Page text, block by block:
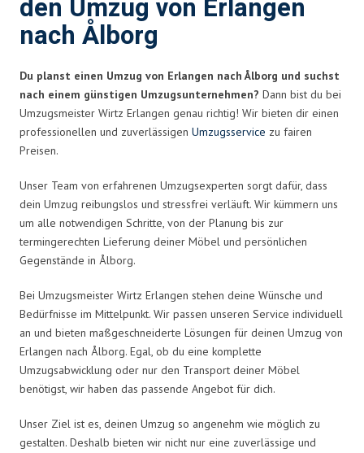
den Umzug von Erlangen
nach Ålborg
Du planst einen Umzug von Erlangen nach Ålborg und suchst
nach einem günstigen Umzugsunternehmen? Dann bist du bei
Umzugsmeister Wirtz Erlangen genau richtig! Wir bieten dir einen
professionellen und zuverlässigen Umzugsservice zu fairen
Preisen.
Unser Team von erfahrenen Umzugsexperten sorgt dafür, dass
dein Umzug reibungslos und stressfrei verläuft. Wir kümmern uns
um alle notwendigen Schritte, von der Planung bis zur
termingerechten Lieferung deiner Möbel und persönlichen
Gegenstände in Ålborg.
Bei Umzugsmeister Wirtz Erlangen stehen deine Wünsche und
Bedürfnisse im Mittelpunkt. Wir passen unseren Service individuell
an und bieten maßgeschneiderte Lösungen für deinen Umzug von
Erlangen nach Ålborg. Egal, ob du eine komplette
Umzugsabwicklung oder nur den Transport deiner Möbel
benötigst, wir haben das passende Angebot für dich.
Unser Ziel ist es, deinen Umzug so angenehm wie möglich zu
gestalten. Deshalb bieten wir nicht nur eine zuverlässige und